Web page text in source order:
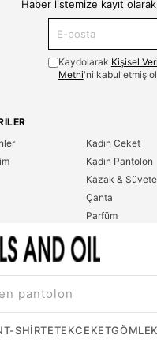
Haber listemize kayıt
Kaydolarak Kişisel
Metni'ni kabul etmiş
Kadın Ceket
Kadın Pantolon
Kazak &
Çanta
Parfüm
Erkek Giyim
T-SHIRTETEKCEKETGÖMLEK